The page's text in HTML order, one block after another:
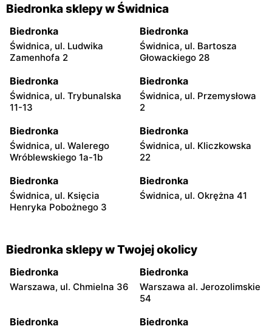
Biedronka sklepy w Świdnica
Biedronka
Świdnica, ul. Ludwika
Zamenhofa 2
Biedronka
Świdnica, ul. Bartosza
Głowackiego 28
Biedronka
Świdnica, ul. Trybunalska
11-13
Biedronka
Świdnica, ul. Przemysłowa
2
Biedronka
Świdnica, ul. Walerego
Wróblewskiego 1a-1b
Biedronka
Świdnica, ul. Kliczkowska
22
Biedronka
Świdnica, ul. Księcia
Henryka Pobożnego 3
Biedronka
Świdnica, ul. Okrężna 41
Biedronka sklepy w Twojej okolicy
Biedronka
Warszawa, ul. Chmielna 36
Biedronka
Warszawa al. Jerozolimskie
54
Biedronka Biedronka